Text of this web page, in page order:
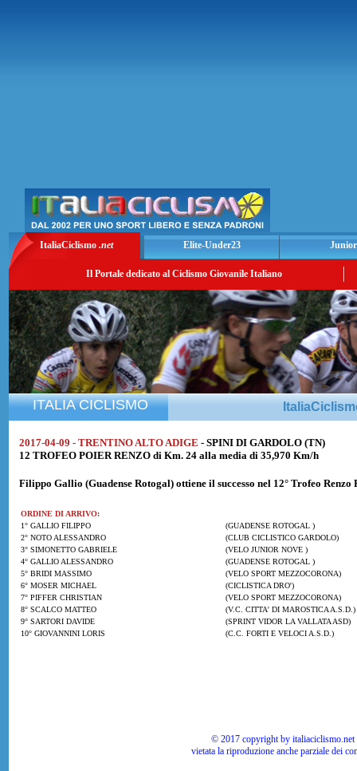
ItaliaCiclismo .net Elite-Under23
Il Portale dedicato al Ciclismo Giovanile Italiano
ITALIA CICLISMO
2017-04-09 - TRENTINO ALTO ADIGE - SPINI DI GARDOLO (TN)
12 TROFEO POIER RENZO di Km. 24 alla media di 35,970 Km/h
Filippo Gallio (Guadense Rotogal) ottiene il successo nel 12° Trofeo Renzo
ORDINE DI ARRIVO:
1° GALLIO FILIPPO
(GUADENSE ROTOGAL )
2° NOTO ALESSANDRO
(CLUB CICLISTICO GARDOLO)
3° SIMONETTO GABRIELE
(VELO JUNIOR NOVE )
4° GALLIO ALESSANDRO
(GUADENSE ROTOGAL )
5° BRIDI MASSIMO
(VELO SPORT MEZZOCORONA)
6° MOSER MICHAEL
(CICLISTICA DRO')
7° PIFFER CHRISTIAN
(VELO SPORT MEZZOCORONA)
8° SCALCO MATTEO
(V.C. CITTA' DI MAROSTICA A.S.D.)
9° SARTORI DAVIDE
(SPRINT VIDOR LA VALLATA ASD)
10° GIOVANNINI LORIS
(C.C. FORTI E VELOCI A.S.D.)
© 2017 copyright by
vietata la riproduzione anche parziale dei